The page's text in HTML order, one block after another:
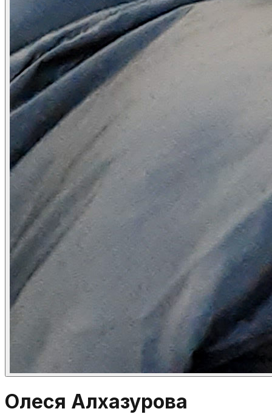
Олеся Алхазурова